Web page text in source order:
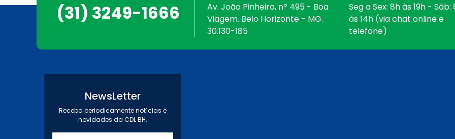
(31) 3249-1666
Av. João Pinheiro, nº 495 - Boa
Viagem. Belo Horizonte - MG.
30.130-185
Seg a Sex: 8h às 19h - Sáb:
às 14h (via chat online e
telefone)
NewsLetter
Receba periodicamente notícias e
novidades da CDL BH.